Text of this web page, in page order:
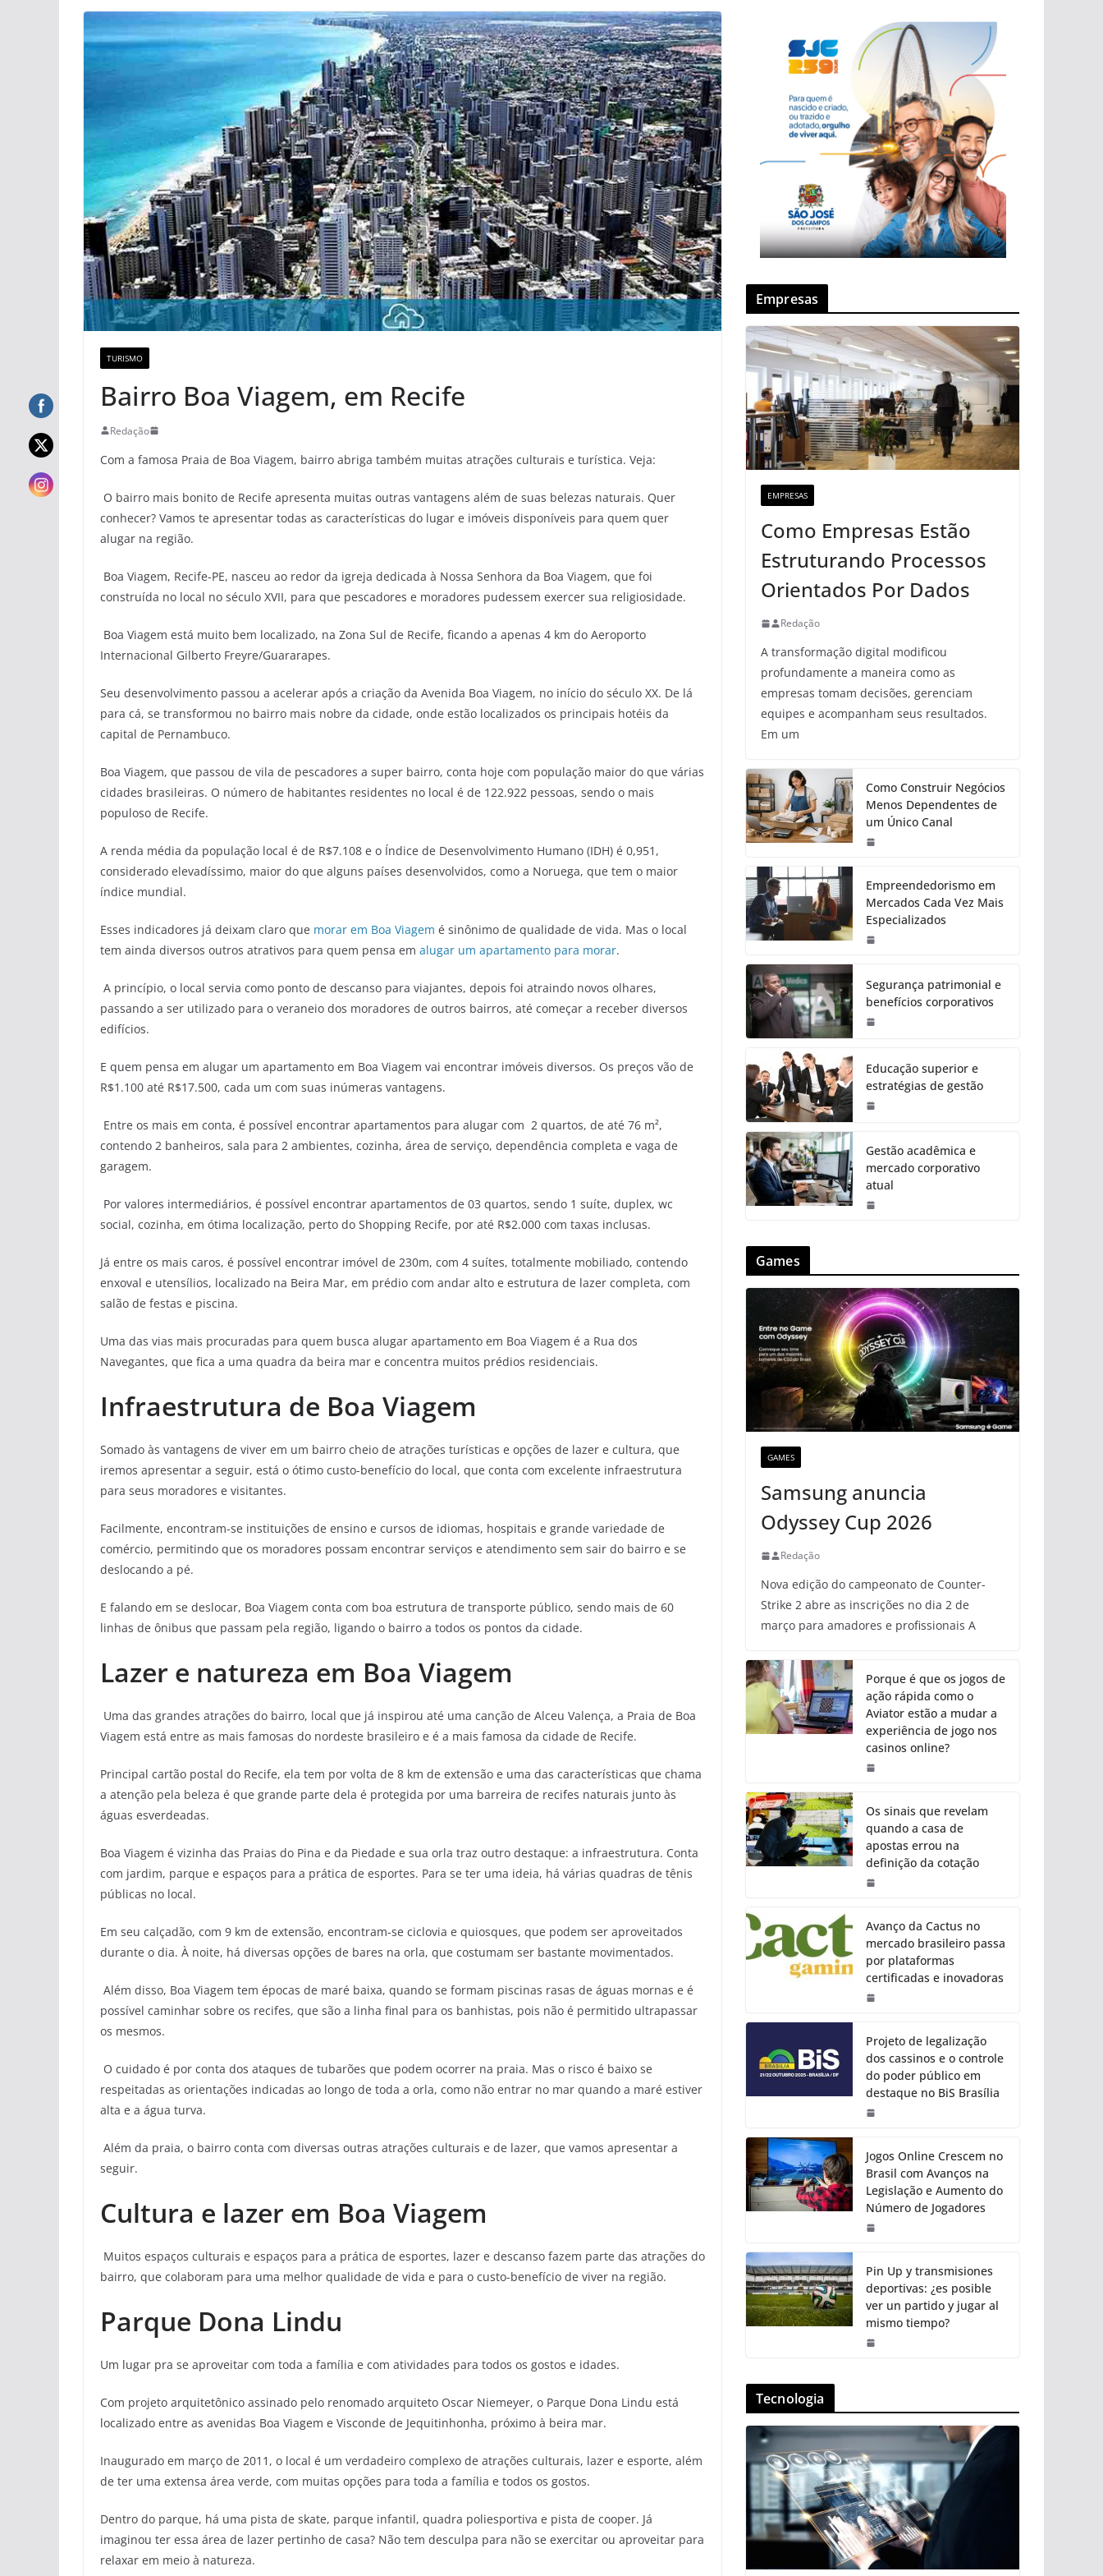
TURISMO
Bairro Boa Viagem, em Recife
Redação
Com a famosa Praia de Boa Viagem, bairro abriga também muitas atrações culturais e turística. Veja:
O bairro mais bonito de Recife apresenta muitas outras vantagens além de suas belezas naturais. Quer
conhecer? Vamos te apresentar todas as características do lugar e imóveis disponíveis para quem quer
alugar na região.
Boa Viagem, Recife-PE, nasceu ao redor da igreja dedicada à Nossa Senhora da Boa Viagem, que foi
construída no local no século XVII, para que pescadores e moradores pudessem exercer sua religiosidade.
Boa Viagem está muito bem localizado, na Zona Sul de Recife, ficando a apenas 4 km do Aeroporto
Internacional Gilberto Freyre/Guararapes.
Seu desenvolvimento passou a acelerar após a criação da Avenida Boa Viagem, no início do século XX. De lá
para cá, se transformou no bairro mais nobre da cidade, onde estão localizados os principais hotéis da
capital de Pernambuco.
Boa Viagem, que passou de vila de pescadores a super bairro, conta hoje com população maior do que várias
cidades brasileiras. O número de habitantes residentes no local é de 122.922 pessoas, sendo o mais
populoso de Recife.
A renda média da população local é de R$7.108 e o Índice de Desenvolvimento Humano (IDH) é 0,951,
considerado elevadíssimo, maior do que alguns países desenvolvidos, como a Noruega, que tem o maior
índice mundial.
Esses indicadores já deixam claro que morar em Boa Viagem é sinônimo de qualidade de vida. Mas o local
tem ainda diversos outros atrativos para quem pensa em alugar um apartamento para morar.
A princípio, o local servia como ponto de descanso para viajantes, depois foi atraindo novos olhares,
passando a ser utilizado para o veraneio dos moradores de outros bairros, até começar a receber diversos
edifícios.
E quem pensa em alugar um apartamento em Boa Viagem vai encontrar imóveis diversos. Os preços vão de
R$1.100 até R$17.500, cada um com suas inúmeras vantagens.
Entre os mais em conta, é possível encontrar apartamentos para alugar com 2 quartos, de até 76 m²,
contendo 2 banheiros, sala para 2 ambientes, cozinha, área de serviço, dependência completa e vaga de
garagem.
Por valores intermediários, é possível encontrar apartamentos de 03 quartos, sendo 1 suíte, duplex, wc
social, cozinha, em ótima localização, perto do Shopping Recife, por até R$2.000 com taxas inclusas.
Já entre os mais caros, é possível encontrar imóvel de 230m, com 4 suítes, totalmente mobiliado, contendo
enxoval e utensílios, localizado na Beira Mar, em prédio com andar alto e estrutura de lazer completa, com
salão de festas e piscina.
Uma das vias mais procuradas para quem busca alugar apartamento em Boa Viagem é a Rua dos
Navegantes, que fica a uma quadra da beira mar e concentra muitos prédios residenciais.
Infraestrutura de Boa Viagem
Somado às vantagens de viver em um bairro cheio de atrações turísticas e opções de lazer e cultura, que
iremos apresentar a seguir, está o ótimo custo-benefício do local, que conta com excelente infraestrutura
para seus moradores e visitantes.
Facilmente, encontram-se instituições de ensino e cursos de idiomas, hospitais e grande variedade de
comércio, permitindo que os moradores possam encontrar serviços e atendimento sem sair do bairro e se
deslocando a pé.
E falando em se deslocar, Boa Viagem conta com boa estrutura de transporte público, sendo mais de 60
linhas de ônibus que passam pela região, ligando o bairro a todos os pontos da cidade.
Lazer e natureza em Boa Viagem
Uma das grandes atrações do bairro, local que já inspirou até uma canção de Alceu Valença, a Praia de Boa
Viagem está entre as mais famosas do nordeste brasileiro e é a mais famosa da cidade de Recife.
Principal cartão postal do Recife, ela tem por volta de 8 km de extensão e uma das características que chama
a atenção pela beleza é que grande parte dela é protegida por uma barreira de recifes naturais junto às
águas esverdeadas.
Boa Viagem é vizinha das Praias do Pina e da Piedade e sua orla traz outro destaque: a infraestrutura. Conta
com jardim, parque e espaços para a prática de esportes. Para se ter uma ideia, há várias quadras de tênis
públicas no local.
Em seu calçadão, com 9 km de extensão, encontram-se ciclovia e quiosques, que podem ser aproveitados
durante o dia. À noite, há diversas opções de bares na orla, que costumam ser bastante movimentados.
Além disso, Boa Viagem tem épocas de maré baixa, quando se formam piscinas rasas de águas mornas e é
possível caminhar sobre os recifes, que são a linha final para os banhistas, pois não é permitido ultrapassar
os mesmos.
O cuidado é por conta dos ataques de tubarões que podem ocorrer na praia. Mas o risco é baixo se
respeitadas as orientações indicadas ao longo de toda a orla, como não entrar no mar quando a maré estiver
alta e a água turva.
Além da praia, o bairro conta com diversas outras atrações culturais e de lazer, que vamos apresentar a
seguir.
Cultura e lazer em Boa Viagem
Muitos espaços culturais e espaços para a prática de esportes, lazer e descanso fazem parte das atrações do
bairro, que colaboram para uma melhor qualidade de vida e para o custo-benefício de viver na região.
Parque Dona Lindu
Um lugar pra se aproveitar com toda a família e com atividades para todos os gostos e idades.
Com projeto arquitetônico assinado pelo renomado arquiteto Oscar Niemeyer, o Parque Dona Lindu está
localizado entre as avenidas Boa Viagem e Visconde de Jequitinhonha, próximo à beira mar.
Inaugurado em março de 2011, o local é um verdadeiro complexo de atrações culturais, lazer e esporte, além
de ter uma extensa área verde, com muitas opções para toda a família e todos os gostos.
Dentro do parque, há uma pista de skate, parque infantil, quadra poliesportiva e pista de cooper. Já
imaginou ter essa área de lazer pertinho de casa? Não tem desculpa para não se exercitar ou aproveitar para
relaxar em meio à natureza.
Empresas
EMPRESAS
Como Empresas Estão
Estruturando Processos
Orientados Por Dados
Redação
A transformação digital modificou
profundamente a maneira como as
empresas tomam decisões, gerenciam
equipes e acompanham seus resultados.
Em um
Como Construir Negócios
Menos Dependentes de
um Único Canal
Empreendedorismo em
Mercados Cada Vez Mais
Especializados
Segurança patrimonial e
benefícios corporativos
Educação superior e
estratégias de gestão
Gestão acadêmica e
mercado corporativo
atual
Games
GAMES
Samsung anuncia
Odyssey Cup 2026
Redação
Nova edição do campeonato de Counter-
Strike 2 abre as inscrições no dia 2 de
março para amadores e profissionais A
Porque é que os jogos de
ação rápida como o
Aviator estão a mudar a
experiência de jogo nos
casinos online?
Os sinais que revelam
quando a casa de
apostas errou na
definição da cotação
Avanço da Cactus no
mercado brasileiro passa
por plataformas
certificadas e inovadoras
Projeto de legalização
dos cassinos e o controle
do poder público em
destaque no BiS Brasília
Jogos Online Crescem no
Brasil com Avanços na
Legislação e Aumento do
Número de Jogadores
Pin Up y transmisiones
deportivas: ¿es posible
ver un partido y jugar al
mismo tiempo?
Tecnologia